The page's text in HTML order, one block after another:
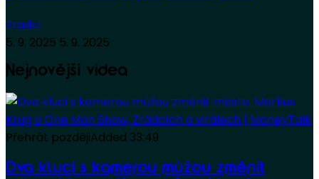
Zradci
5. 9. 2025 5. 9. 2025
Nejnovější videa
Přehrát pozdějiAdded 33:49
Dva kluci s kamerou můžou změnit